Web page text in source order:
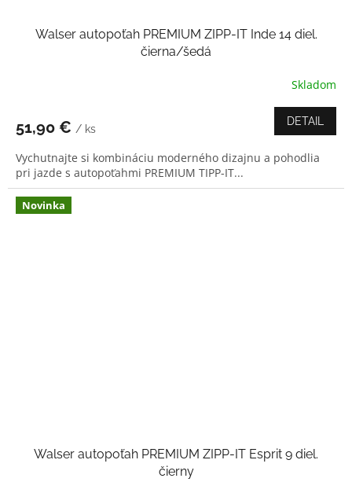
Walser autopoťah PREMIUM ZIPP-IT Inde 14 diel.
čierna/šedá
Skladom
51,90 € / ks
DETAIL
Vychutnajte si kombináciu moderného dizajnu a pohodlia
pri jazde s autopoťahmi PREMIUM TIPP-IT...
Novinka
Walser autopoťah PREMIUM ZIPP-IT Esprit 9 diel.
čierny